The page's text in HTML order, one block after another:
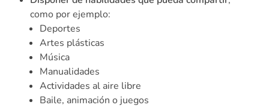
como por ejemplo:
Deportes
Artes plásticas
Música
Manualidades
Actividades al aire libre
Baile, animación o juegos